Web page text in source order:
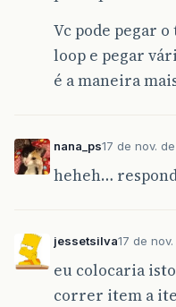
Vc pode pegar
loop e pegar
é a maneira
nana_ps17 de nov.
heheh…
jessetsilva17 de
eu colocaria
correr item a